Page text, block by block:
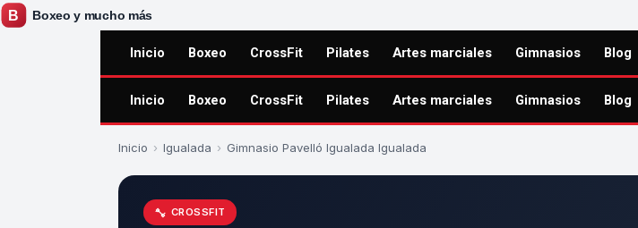
Inicio Boxeo CrossFit Pilates Artes marciales Gimnasios Blog
Inicio Boxeo CrossFit Pilates Artes marciales Gimnasios Blog
Inicio › Igualada › Gimnasio Pavelló Igualada Igualada
CROSSFIT